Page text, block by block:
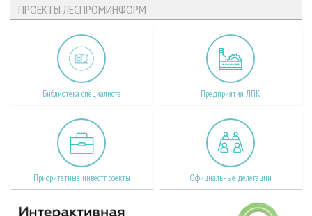
ПРОЕКТЫ ЛЕСПРОМИНФОРМ
Библиотека специалиста Предприятия ЛПК
Приоритетные инвестпроекты Официальные делегации